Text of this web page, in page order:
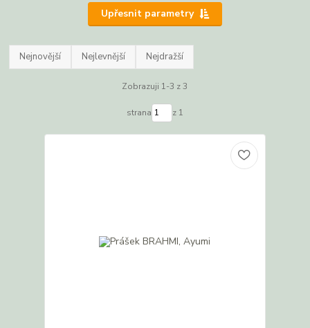
Upřesnit parametry
Nejnovější Nejlevnější Nejdražší
Zobrazuji 1-3 z 3
strana z 1